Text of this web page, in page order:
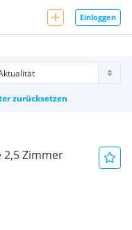
Einloggen
zurücksetzen
2,5 Zimmer